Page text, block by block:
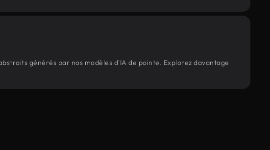
générés par nos modèles d'IA de pointe. Explorez davantage